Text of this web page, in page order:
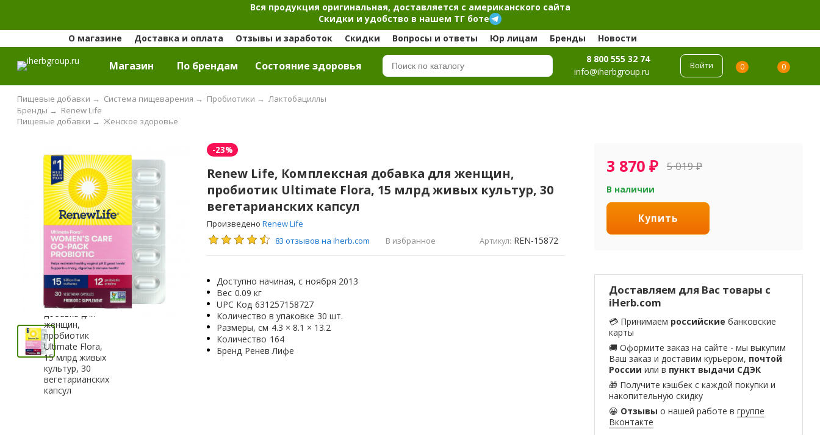
Вся продукция оригинальная, доставляется с американского сайта
Скидки и удобство в нашем ТГ боте
О магазине
Доставка и оплата Отзывы и заработок Скидки Вопросы и ответы Юр лицам Бренды Новости
Магазин По брендам Cостояние здоровья
8 800 555 32 74
info@iherbgroup.ru
Войти 0 0
Пищевые добавки → Система пищеварения → Пробиотики → Лактобациллы
Renew Life
Бренды →
Женское здоровье
Пищевые добавки →
-23%
Renew Life, Комплексная добавка для женщин,
пробиотик Ultimate Flora, 15 млрд живых культур, 30
вегетарианских капсул
ПроизведеноRenew Life
83 отзывов на iherb.com
В избранное Артикул: REN-15872
Доступно начиная, с ноября 2013
Вес 0.09 кг
UPC Код 631257158727
Количество в упаковке 30 шт.
Размеры, см 4.3 × 8.1 × 13.2
Количество 164
Бренд Ренев Лифе
3 870 ₽ 5 019₽
В наличии
Купить
Доставляем для Вас товары с
iHerb.com
💳 Принимаем российские банковские
карты
🚚 Оформите заказ на сайте - мы выкупим
Ваш заказ и доставим курьером, почтой
России или в пункт выдачи СДЭК
🎁 Получите кэшбек с каждой покупки и
накопительную скидку
😀 Отзывы о нашей работе в группе
Вконтакте